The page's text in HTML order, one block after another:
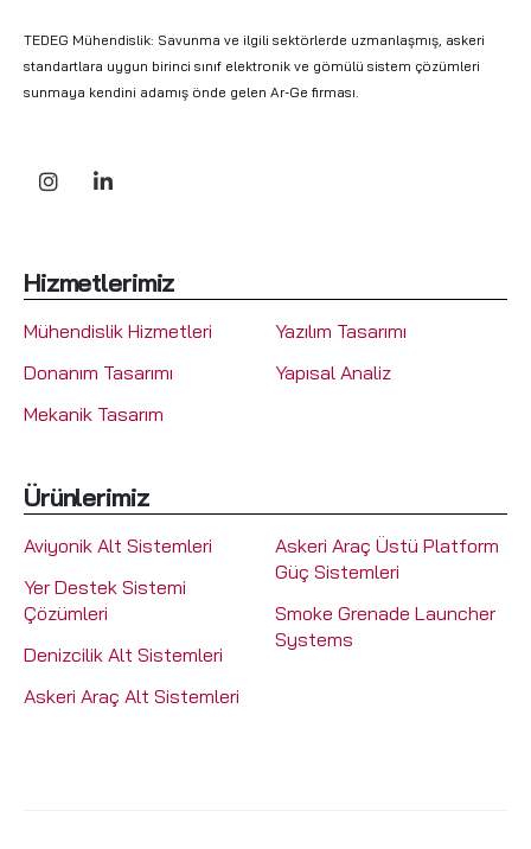
TEDEG Mühendislik: Savunma ve ilgili sektörlerde uzmanlaşmış, askeri
standartlara uygun birinci sınıf elektronik ve gömülü sistem çözümleri
sunmaya kendini adamış önde gelen Ar-Ge firması.
Hizmetlerimiz
Mühendislik Hizmetleri
Donanım Tasarımı
Mekanik Tasarım
Yazılım Tasarımı
Yapısal Analiz
Ürünlerimiz
Aviyonik Alt Sistemleri
Yer Destek Sistemi
Çözümleri
Denizcilik Alt Sistemleri
Askeri Araç Alt Sistemleri
Askeri Araç Üstü Platform
Güç Sistemleri
Smoke Grenade Launcher
Systems